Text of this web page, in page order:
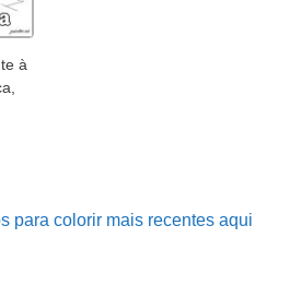
à
para colorir mais recentes aqui